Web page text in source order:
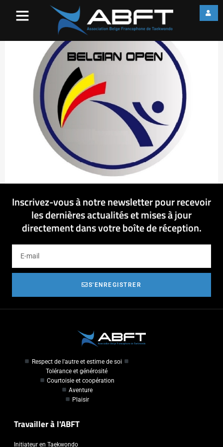
Inscrivez-vous à notre newsletter pour recevoir
les dernières actualités et mises à jour
directement dans votre boîte de réception.
S'ENREGISTRER
Respect de l'autre et estime de soi
Tolérance et générosité
Courtoisie et coopération
Aventure
Plaisir
Travailler à l'ABFT
Initiateur en Taekwondo